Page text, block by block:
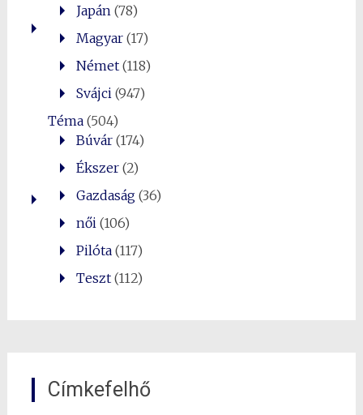
Japán (78)
Magyar(17)
Német(118)
Svájci (947)
Téma(504)
Búvár(174)
Ékszer(2)
Gazdaság(36)
női (106)
Pilóta(117)
Teszt(112)
Címkefelhő